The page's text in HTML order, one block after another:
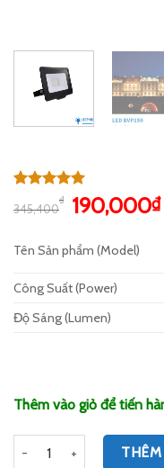
trên 5
dựa trên
345,400
₫
Giá
là:
190,000₫
Tên Sản phẩm (Model)
Công Suất (Power)
Độ Sáng (Lumen)
Thêm vào giỏ để tiến
Số lượng